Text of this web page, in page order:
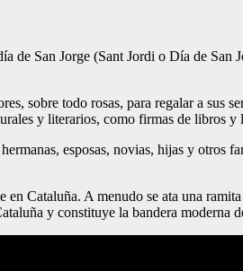
de San Jorge (Sant Jordi o Día de
sobre todo rosas, para regalar a sus
y literarios, como firmas de libros y
esposas, novias, hijas y
Cataluña. A menudo se ata una
y constituye la bandera moderna